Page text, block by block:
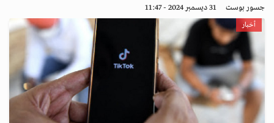
جسور بوست 31 ديسمبر 2024 - 11:47
أخبار